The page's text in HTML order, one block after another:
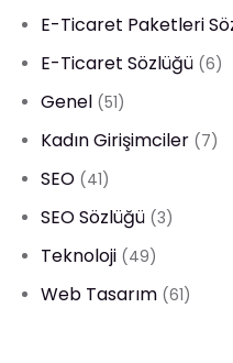
E-Ticaret Paketleri
E-Ticaret Sözlüğü (6)
Genel (51)
Kadın Girişimciler (7)
SEO (41)
SEO Sözlüğü (3)
Teknoloji (49)
Web Tasarım (61)